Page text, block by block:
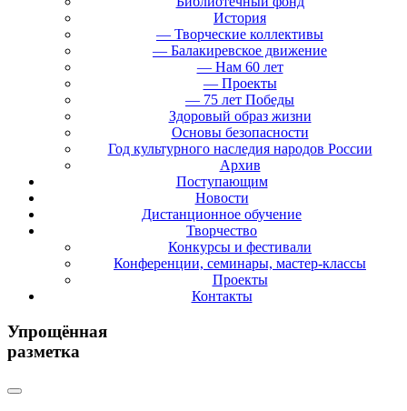
История
— Творческие коллективы
— Балакиревское движение
— Нам 60 лет
— Проекты
— 75 лет Победы
Здоровый образ жизни
Основы безопасности
Год культурного наследия народов России
Архив
Поступающим
Новости
Дистанционное обучение
Творчество
Конкурсы и фестивали
Конференции, семинары, мастер-классы
Проекты
Контакты
Упрощённая
разметка